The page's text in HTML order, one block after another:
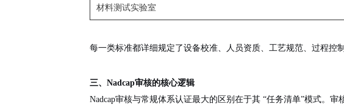
材料测试实验室
每一类标准都详细规定了设备校准、人员资质、工艺规范、过程控
三、Nadcap审核的核心逻辑
Nadcap审核与常规体系认证最大的区别在于其 “任务清单”模式。审